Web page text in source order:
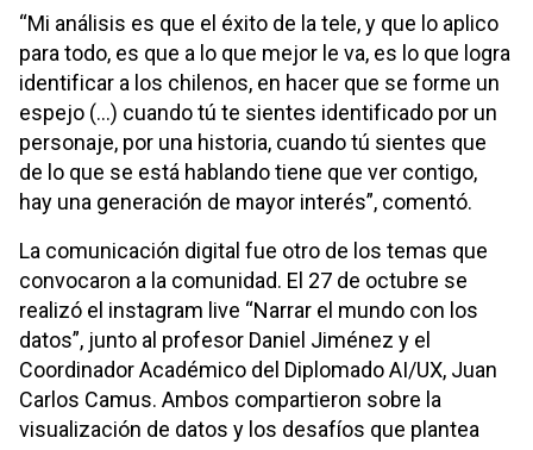
“Mi análisis es que el éxito de la tele, y que lo aplico
para todo, es que a lo que mejor le va, es lo que logra
identificar a los chilenos, en hacer que se forme un
espejo (…) cuando tú te sientes identificado por un
personaje, por una historia, cuando tú sientes que
de lo que se está hablando tiene que ver contigo,
hay una generación de mayor interés”, comentó.
La comunicación digital fue otro de los temas que
convocaron a la comunidad. El 27 de octubre se
realizó el instagram live “Narrar el mundo con los
datos”, junto al profesor Daniel Jiménez y el
Coordinador Académico del Diplomado AI/UX, Juan
Carlos Camus. Ambos compartieron sobre la
visualización de datos y los desafíos que plantea